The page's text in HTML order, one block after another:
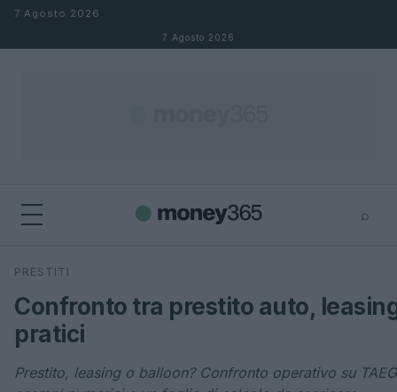
Salta al contenuto
7 Agosto 2026
7 Agosto 2026
⌕
Cerca
PRESTITI
Confronto tra prestito auto,
pratici
Prestito, leasing o balloon? Confronto operativo su